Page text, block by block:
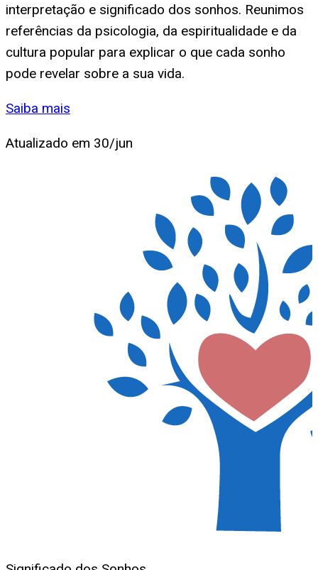
interpretação e significado dos sonhos. Reunimos
referências da psicologia, da espiritualidade e da
cultura popular para explicar o que cada sonho
pode revelar sobre a sua vida.
Saiba mais
Atualizado em 30/jun